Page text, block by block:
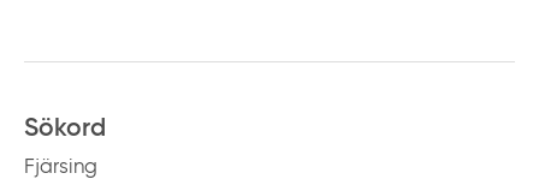
Sökord
Fjärsing